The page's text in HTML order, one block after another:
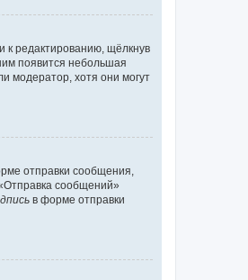
к редактированию, щёлкнув
появится небольшая
модератор, хотя они могут
отправки сообщения,
сообщений»
в форме отправки